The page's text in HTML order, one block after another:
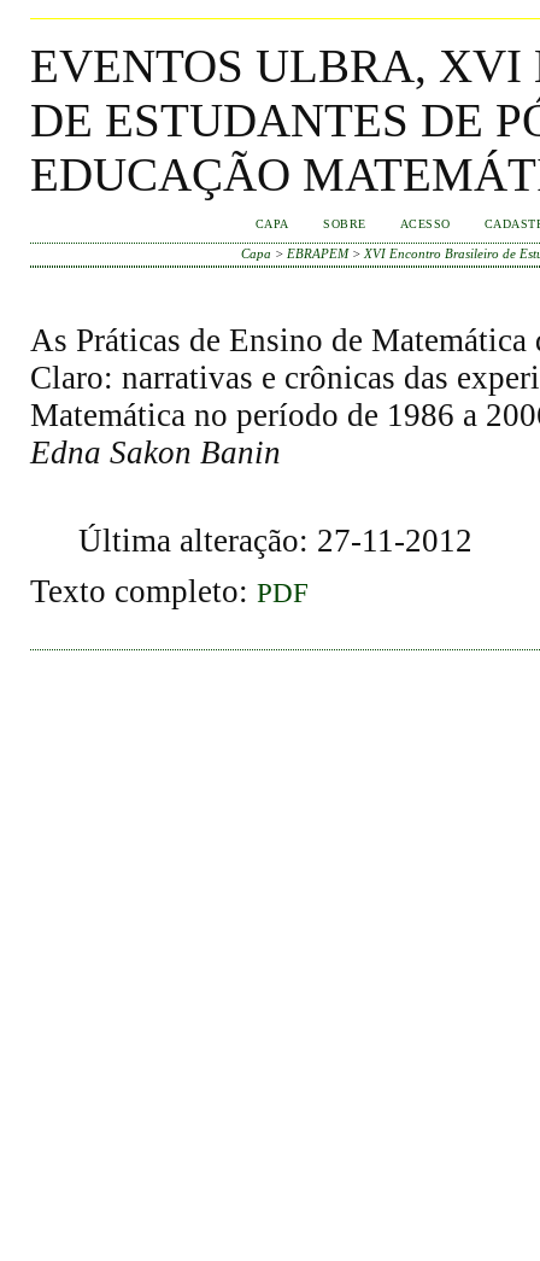
EVENTOS ULBRA, XVI
DE ESTUDANTES DE
EDUCAÇÃO
CAPA SOBRE ACESSO
Capa > EBRAPEM> XVI Encontro Brasileiro de
As Práticas de Ensino de
Claro: narrativas e crônicas das
Matemática no período de 1986 a
Edna Sakon Banin
Última alteração: 27-11-2012
Texto completo: PDF